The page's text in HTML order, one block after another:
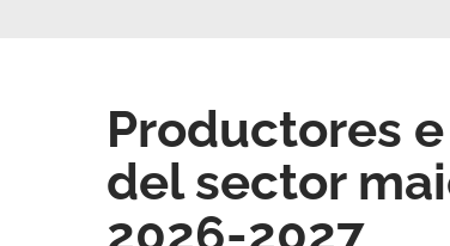
Productores
del sector